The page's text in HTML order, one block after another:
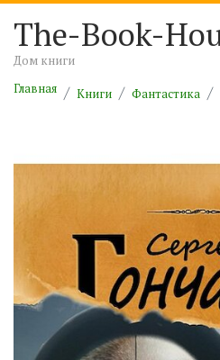
The-Book-
Дом книги
Главная
Книги Фантастика